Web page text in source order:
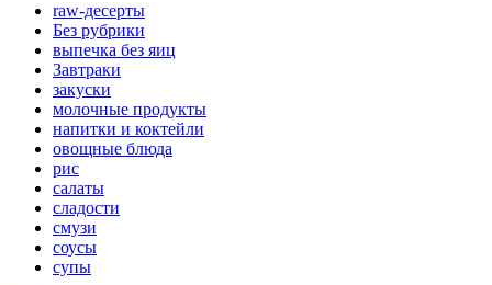
raw-десерты
Без рубрики
выпечка без яиц
Завтраки
закуски
молочные продукты
напитки и коктейли
овощные блюда
рис
салаты
сладости
смузи
соусы
супы